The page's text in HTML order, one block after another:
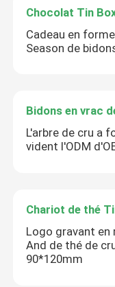
Chocolat Tin
Cadeau en
Season de
Bidons en vrac
L'arbre de cru a
vident l'ODM
Chariot de thé
Logo gravant en
And de thé de
90*120mm